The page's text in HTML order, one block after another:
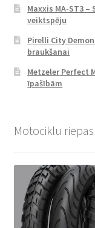
Maxxis MA-ST3
veiktspēju
Pirelli City
braukšanai
Metzeler Perfect
īpašībām
Motociklu